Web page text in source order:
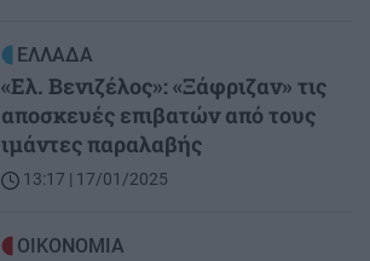
ΕΛΛΑΔΑ
«Ελ. Βενιζέλος»: «Ξάφριζαν» τις
αποσκευές επιβατών από τους
ιμάντες παραλαβής
13:17 | 17/01/2025
ΟΙΚΟΝΟΜΙΑ